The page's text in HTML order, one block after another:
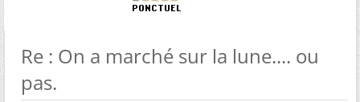
Re : On a marché sur la lune.... ou
pas.